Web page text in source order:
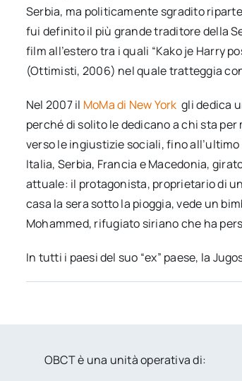
Serbia, ma politicamente sgradito
fui definito il più grande traditore della
film all’estero tra i quali “Kako je Harry
(Ottimisti, 2006) nel quale tratteggia
Nel 2007 il MoMa di New York gli dedica
perché di solito le dedicano a chi sta
verso le ingiustizie sociali, fino all’ultimo
Italia, Serbia, Francia e Macedonia,
attuale: il protagonista, proprietario di
casa la sera sotto la pioggia, vede un
Mohammed, rifugiato siriano che ha
In tutti i paesi del suo “ex” paese, la
OBCT è una unità operativa di: